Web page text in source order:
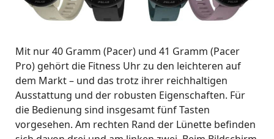
Mit nur 40 Gramm (Pacer) und 41 Gramm (Pacer
Pro) gehört die Fitness Uhr zu den leichteren auf
dem Markt – und das trotz ihrer reichhaltigen
Ausstattung und der robusten Eigenschaften. Für
die Bedienung sind insgesamt fünf Tasten
vorgesehen. Am rechten Rand der Lünette befinden